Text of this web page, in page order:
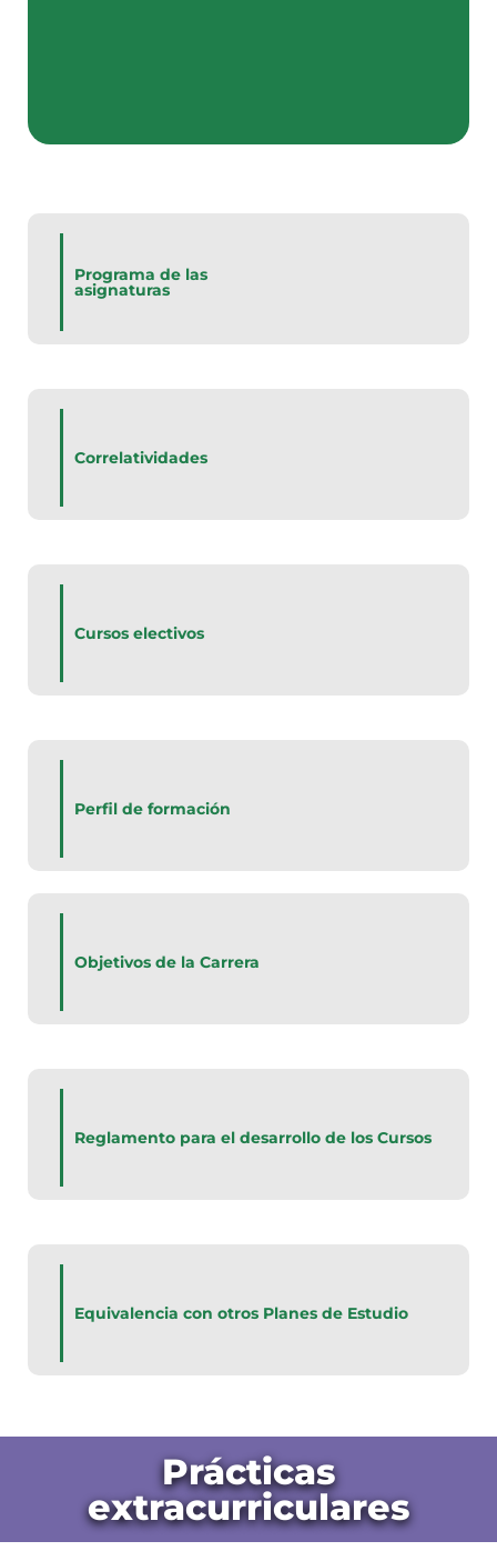
Programa de las
asignaturas
Correlatividades
Cursos electivos
Perfil de formación
Objetivos de la Carrera
Reglamento para el desarrollo de los Cursos
Equivalencia con otros Planes de Estudio
Prácticas
extracurriculares